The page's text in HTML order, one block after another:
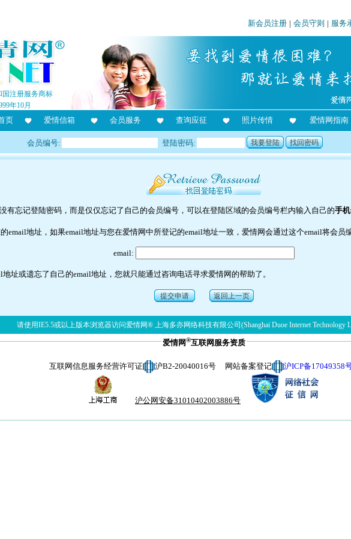
新会员注册 | 会员守则 | 服务
国注册服务商标
年10月
页 爱情信箱 会员服务 查询应征 照片传情 爱情网指南
会员编号: 登陆密码: 我要登陆 找回密码
有忘记登陆密码，而是仅仅忘记了自己的会员编号，可以在登陆区域的会员编号栏内输入自己的手
email地址，如果email地址与您在爱情网中所登记的email地址一致，爱情网会通过这个email将会员
email:
址或遗忘了自己的email地址，您就只能通过咨询电话寻求爱情网的帮助了。
提交申请 返回上一页
请使用IE5.5或以上版本浏览器访问爱情网® 上海多亦网络科技有限公司(Shanghai Duoe Internet Technology
爱情网®互联网服务资质
互联网信息服务经营许可证 沪B2-20040016号 网站备案登记 沪ICP备17049358
沪公网安备31010402003886号